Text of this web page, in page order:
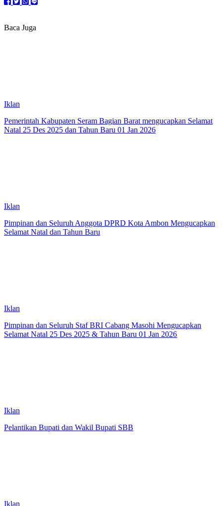
Baca Juga
Iklan
Pemerintah Kabupaten Seram Bagian Barat mengucapkan Selamat
Natal 25 Des 2025 dan Tahun Baru 01 Jan 2026
Iklan
Pimpinan dan Seluruh Anggota DPRD Kota Ambon Mengucapkan
Selamat Natal dan Tahun Baru
Iklan
Pimpinan dan Seluruh Staf BRI Cabang Masohi Mengucapkan
Selamat Natal 25 Des 2025 & Tahun Baru 01 Jan 2026
Iklan
Pelantikan Bupati dan Wakil Bupati SBB
Iklan